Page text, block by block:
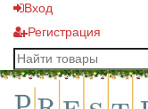
Вход
Регистрация